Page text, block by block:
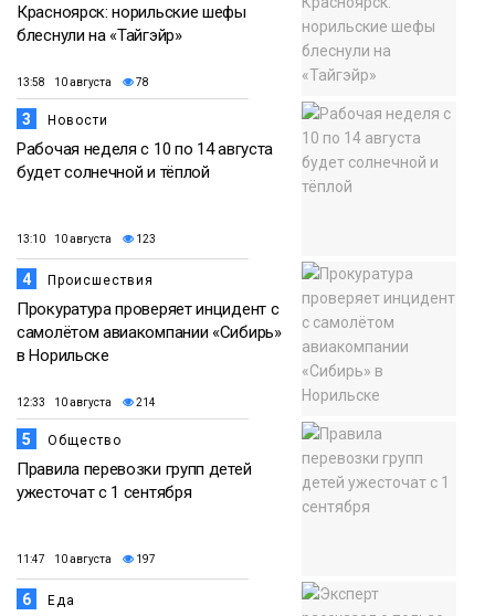
Красноярск: норильские шефы
блеснули на «Тайгэйр»
13:58 10 августа 78
3 Новости
Рабочая неделя с 10 по 14 августа
будет солнечной и тёплой
13:10 10 августа 123
4 Происшествия
Прокуратура проверяет инцидент с
самолётом авиакомпании «Сибирь»
в Норильске
12:33 10 августа 214
5 Общество
Правила перевозки групп детей
ужесточат с 1 сентября
11:47 10 августа 197
6 Еда